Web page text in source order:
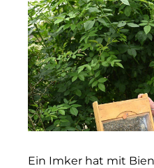
Ein Imker hat mit